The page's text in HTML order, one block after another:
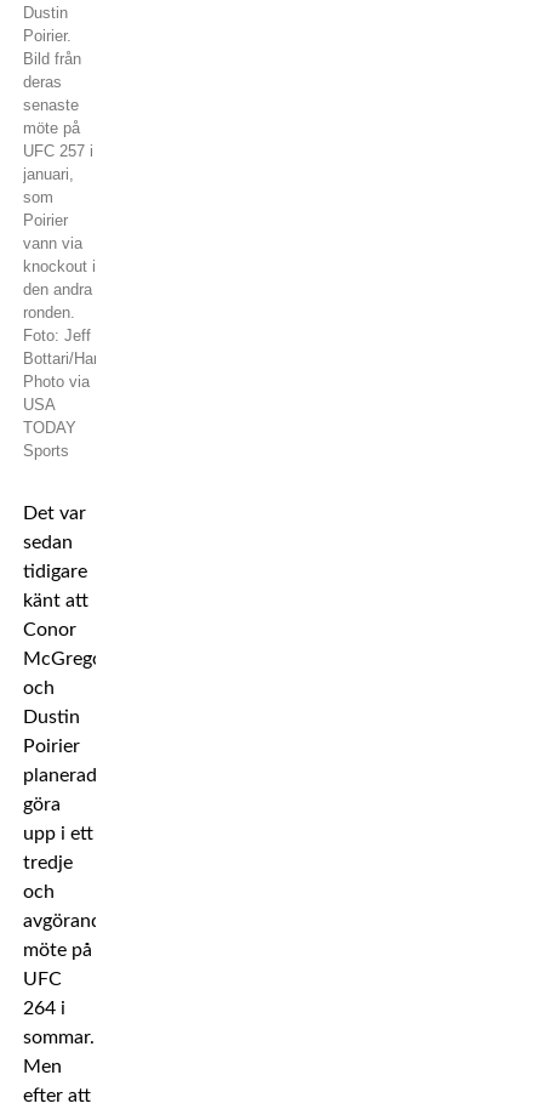
Dustin
Poirier.
Bild från
deras
senaste
möte på
UFC 257 i
januari,
som
Poirier
vann via
knockout i
den andra
ronden.
Foto: Jeff
Bottari/Handout
Photo via
USA
TODAY
Sports
Det var
sedan
tidigare
känt att
Conor
McGregor
och
Dustin
Poirier
planerades
göra
upp i ett
tredje
och
avgörande
möte på
UFC
264 i
sommar.
Men
efter att